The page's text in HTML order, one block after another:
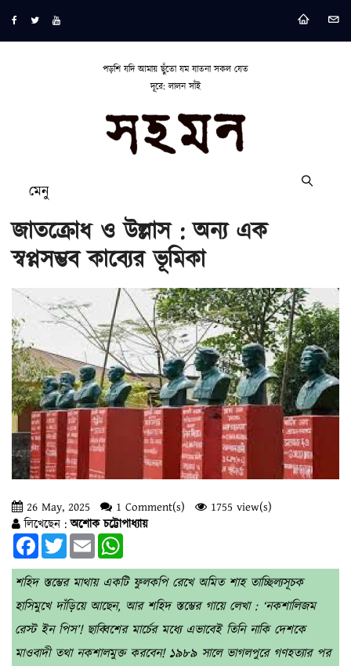
পড়শি যদি আমায় ছুঁতো যম যাতনা সকল যেত
দূরে: লালন সাঁই
মেনু
জাতক্রোধ ও উল্লাস : অন্য এক
স্বপ্নসম্ভব কাব্যের ভূমিকা
26 May, 2025 1 Comment(s)
1755 view(s)
লিখেছেন :অশোক চট্টোপাধ্যায়
FacebookTwitterEmail
শহিদ স্তম্ভের মাথায় একটি ফুলকপি রেখে অমিত শাহ তাচ্ছিল্যসূচক
হাসিমুখে দাঁড়িয়ে আছেন, আর শহিদ স্তম্ভের গায়ে লেখা : ‘নকশালিজম
রেস্ট ইন পিস’! ছাব্বিশের মার্চের মধ্যে এভাবেই তিনি নাকি দেশকে
মাওবাদী তথা নকশালমুক্ত করবেন! ১৯৮৯ সালে ভাগলপুরে গণহত্যার পর